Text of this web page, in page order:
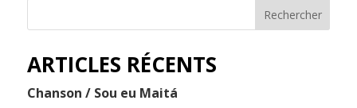
Rechercher
ARTICLES RÉCENTS
Chanson / Sou eu Maitá